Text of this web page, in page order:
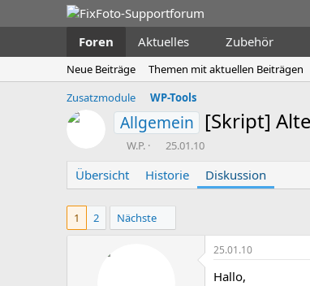
Foren Aktuelles Zubehör
Neue Beiträge Themen mit aktuellen Beiträgen
Zusatzmodule
WP-Tools
Allgemein [Skript]
E
s
t
e
l
l
W.P.
E
s
t
e
l
25.01.10
Übersicht Historie Diskussion
1 2 Nächste
25.01.10
Hallo,